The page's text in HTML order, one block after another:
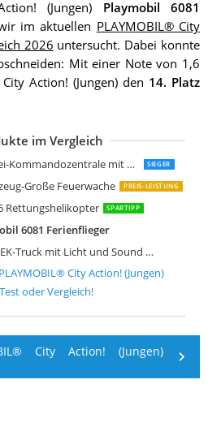
(Jungen) Playmobil 6081
im aktuellen PLAYMOBIL® City
2026 untersucht. Dabei konnte
Mit einer Note von 1,6
Action! (Jungen) den 14. Platz
im Vergleich
Playmobil 6872 Polizei-Kommandozentrale mit Gefängnis SIEGER
Große Feuerwache PREIS-LEISTUNG
Rettungshelikopter SPARTIPP
6081 Ferienflieger
Playmobil 9360 SEK-Truck mit Licht und Sound Spiel
Playmobil 9372 Polizeistation
Playmobil 9396 Bundespolizei Truck
PLAYMOBIL 9466 Spielzeug-
Playmobil 5338 Flughafen mit Tower
Playmobil 5614 Polizei-Wagen mit
PLAYMOBIL 9369 Flieger Spielzeug
Playmobil 5187 Polizei-Truck mit
PLAYMOBIL Set Polizei 9043
Playmobil 9236 Polizeibus mit
PLAYMOBIL® City Action! (Jungen)
oder Vergleich!
City Action! (Jungen)